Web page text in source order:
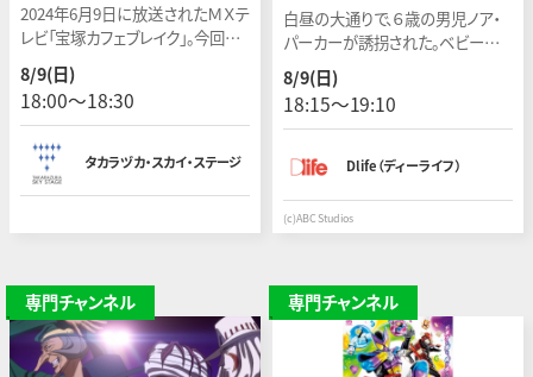
2024年6月9日に放送されたＭＸテ
レビ「宝塚カフェブレイク」。今回は
「特別編」です。
8/9(日)
18:00〜18:30
タカラヅカ・スカイ・ステージ
白昼の大通りで、６歳の男児ノア・
パーカーが誘拐された。ベビーシッ
ターのヘレンはノアを助けようとし
たが、犯人の車にひかれて死亡。Ｆ
ＢＩのデレクが捜査の指揮を執る。
8/9(日)
18:15〜19:10
Dlife（ディーライフ）
(c)ABC Studios
専門チャンネル 専門チャンネル